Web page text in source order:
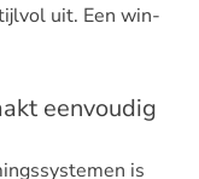
uit. Een win-
eenvoudig
is